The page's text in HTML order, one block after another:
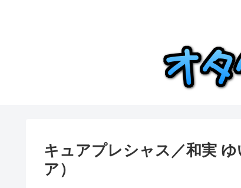
キュアプレシャス／和実
ア）